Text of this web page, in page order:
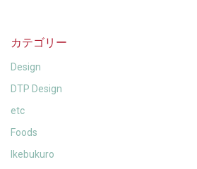
カテゴリー
Design
DTP Design
etc
Foods
Ikebukuro